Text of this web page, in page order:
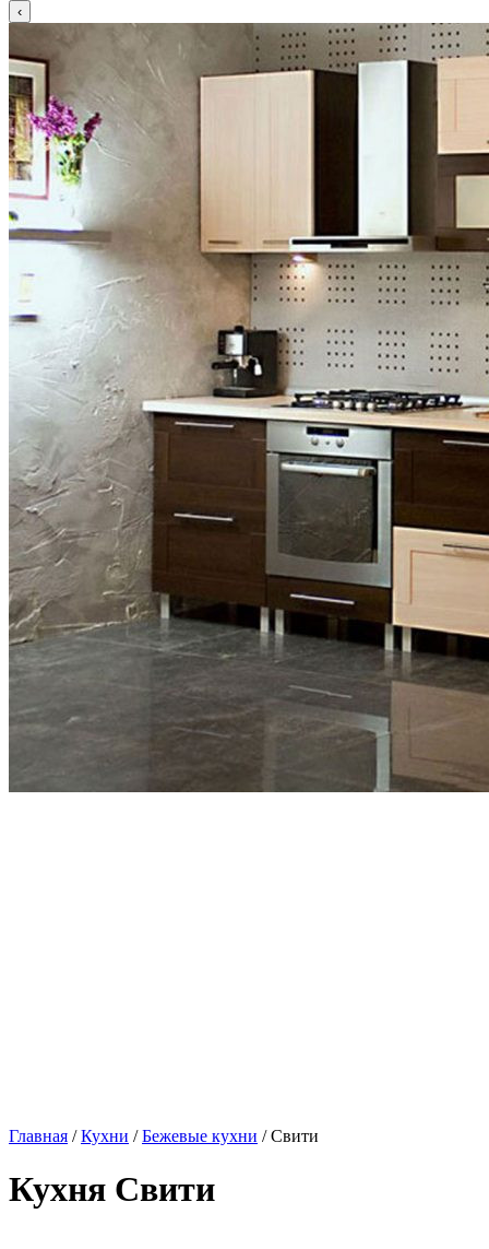
Главная /Кухни /Бежевые кухни / Свити
Кухня Свити